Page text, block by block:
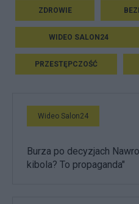
ZDROWIE
WIDEO SALON24
PRZESTĘPCZOŚĆ
Wideo Salon24
Burza po decyzjach
kibola? To propaganda"